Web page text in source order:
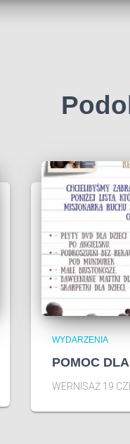
WYDARZENIA
POMOC
WERNISAŻ 19